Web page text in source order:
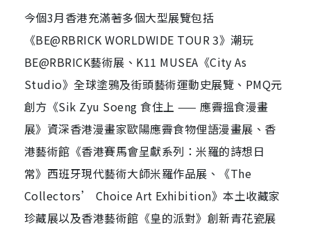
今個3月香港充滿著多個大型展覽包括
《BE@RBRICK WORLDWIDE TOUR 3》潮玩
BE@RBRICK藝術展、K11 MUSEA《City As
Studio》全球塗鴉及街頭藝術運動史展覽、PMQ元
創方《Sik Zyu Soeng 食住上 —— 應霽搵食漫畫
展》資深香港漫畫家歐陽應霽食物俚語漫畫展、香
港藝術館《香港賽馬會呈獻系列：米羅的詩想日
常》西班牙現代藝術大師米羅作品展、《The
Collectors’ Choice Art Exhibition》本土收藏家
珍藏展以及香港藝術館《皇的派對》創新青花瓷展